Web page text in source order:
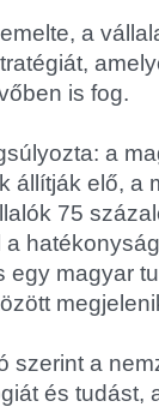
a
is fog.
a
állítják elő, a
75
egy magyar
szerint a
és tudást,